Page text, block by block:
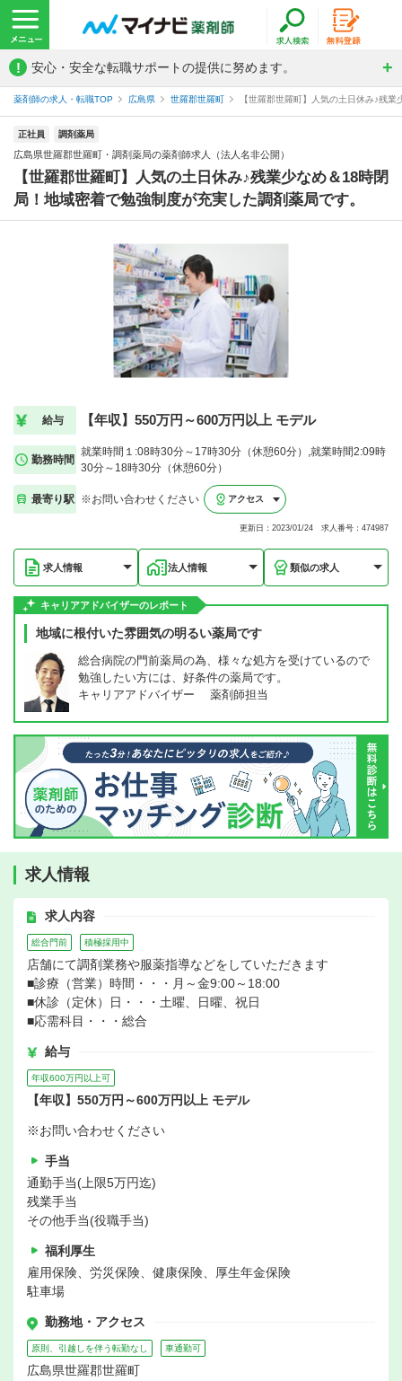
! 安心・安全な転職サポートの提供に努めます。
薬剤師の求人・転職TOP 広島県 世羅郡世羅町 【世羅郡世羅町】人気の土日休み♪残
正社員 調剤薬局
広島県世羅郡世羅町・調剤薬局の薬剤師求人（法人名非公開）
【世羅郡世羅町】人気の土日休み♪残業少なめ＆18時閉
局！地域密着で勉強制度が充実した調剤薬局です。
給与 【年収】550万円～600万円以上 モデル
勤務時間
就業時間１:08時30分～17時30分（休憩60分）,就業時間2:09時
30分～18時30分（休憩60分）
最寄り駅 ※お問い合わせください アクセス
更新日：2023/01/24 求人番号：474987
求人情報 法人情報 類似の求人
キャリアアドバイザーのレポート
地域に根付いた雰囲気の明るい薬局です
総合病院の門前薬局の為、様々な処方を受けているので
勉強したい方には、好条件の薬局です。
キャリアアドバイザー 薬剤師担当
求人情報
求人内容
総合門前 積極採用中
店舗にて調剤業務や服薬指導などをしていただきます
■診療（営業）時間・・・月～金9:00～18:00
■休診（定休）日・・・土曜、日曜、祝日
■応需科目・・・総合
給与
年収600万円以上可
【年収】550万円～600万円以上 モデル
※お問い合わせください
手当
通勤手当(上限5万円迄)
残業手当
その他手当(役職手当)
福利厚生
雇用保険、労災保険、健康保険、厚生年金保険
駐車場
勤務地・アクセス
原則、引越しを伴う転勤なし 車通勤可
広島県世羅郡世羅町